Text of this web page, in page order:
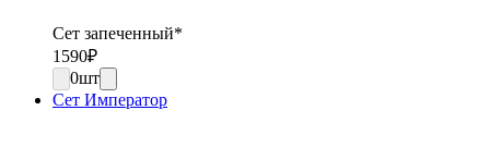
Сет запеченный*
1590₽
0шт
Сет Император